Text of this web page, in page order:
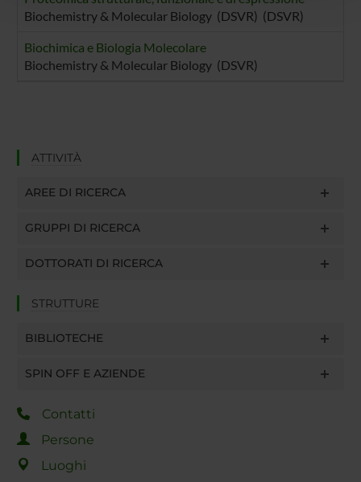
con altre informazioni che hai fornito loro o che hanno
Biochemistry & Molecular Biology (DSVR) (DSVR)
Biochimica e Biologia Molecolare
Biochemistry & Molecular Biology (DSVR)
ATTIVITÀ
AREE DI RICERCA
GRUPPI DI RICERCA
DOTTORATI DI RICERCA
STRUTTURE
BIBLIOTECHE
SPIN OFF E AZIENDE
Contatti
Persone
Luoghi